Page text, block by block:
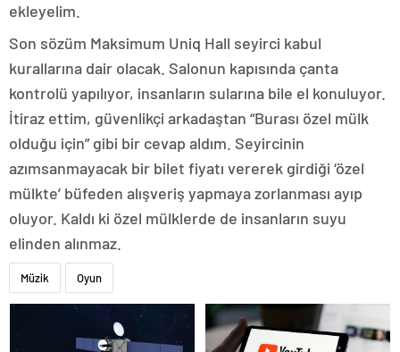
ekleyelim.
Son sözüm Maksimum Uniq Hall seyirci kabul
kurallarına dair olacak. Salonun kapısında çanta
kontrolü yapılıyor, insanların sularına bile el konuluyor.
İtiraz ettim, güvenlikçi arkadaştan “Burası özel mülk
olduğu için” gibi bir cevap aldım. Seyircinin
azımsanmayacak bir bilet fiyatı vererek girdiği ‘özel
mülkte’ büfeden alışveriş yapmaya zorlanması ayıp
oluyor. Kaldı ki özel mülklerde de insanların suyu
elinden alınmaz.
Müzik Oyun